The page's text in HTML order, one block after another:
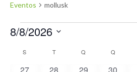
Eventos mollusk
8/8/2026
Calendário
S T Q Q
0
0
0
0